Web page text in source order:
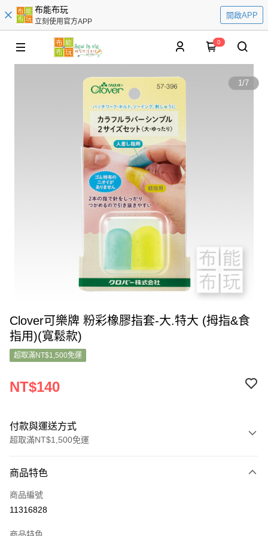
布能布玩
立刻使用官方APP
開啟APP
0
1/7
Clover可樂牌 粉彩橡膠指套-大.特大 (拇指&食
指用)(寬鬆款)
超取滿NT$1,500免運
NT$140
付款與運送方式
超取滿NT$1,500免運
信用卡一次付款
超商取貨付款
商品特色
商品編號
11316828